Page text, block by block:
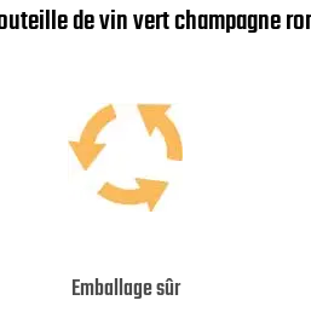
de vin vert champagne
Emballage sûr